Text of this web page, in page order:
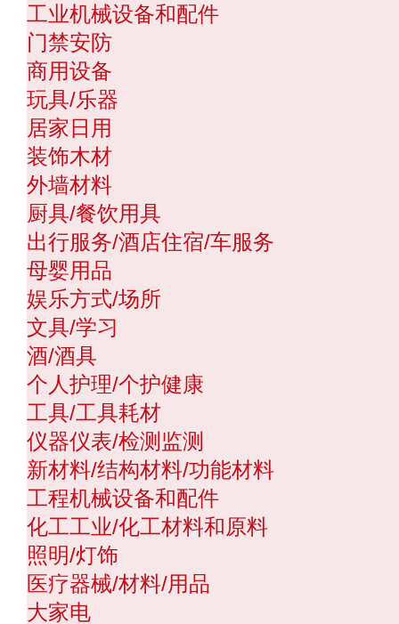
工业机械设备和配件
门禁安防
商用设备
玩具/乐器
居家日用
装饰木材
外墙材料
厨具/餐饮用具
出行服务/酒店住宿/车服务
母婴用品
娱乐方式/场所
文具/学习
酒/酒具
个人护理/个护健康
工具/工具耗材
仪器仪表/检测监测
新材料/结构材料/功能材料
工程机械设备和配件
化工工业/化工材料和原料
照明/灯饰
医疗器械/材料/用品
大家电